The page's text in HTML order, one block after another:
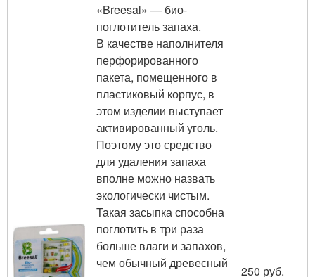
«Breesal» — био-
поглотитель запаха.
В качестве наполнителя
перфорированного
пакета, помещенного в
пластиковый корпус, в
этом изделии выступает
активированный уголь.
Поэтому это средство
для удаления запаха
вполне можно назвать
экологически чистым.
Такая засыпка способна
поглотить в три раза
больше влаги и запахов,
чем обычный древесный
250 руб.